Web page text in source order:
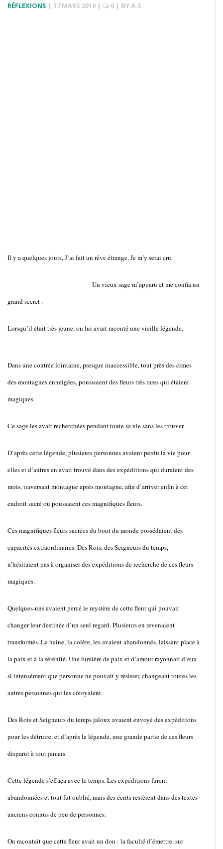
RÉFLEXIONS | 17 MARS 2010 | 0 | BYA.S.
Il y a quelques jours, J’ai fait un rêve étrange, Je m’y serai cru.
Un vieux sage m’apparu et me confia un
grand secret :
Lorsqu’il était très jeune, on lui avait raconté une vieille légende.
Dans une contrée lointaine, presque inaccessible, tout près des cimes
des montagnes enneigées, poussaient des fleurs très rares qui étaient
magiques.
Ce sage les avait recherchées pendant toute sa vie sans les trouver.
D’après cette légende, plusieurs personnes avaient perdu la vie pour
elles et d’autres en avait trouvé dans des expéditions qui duraient des
mois, traversant montagne après montagne, afin d’arriver enfin à cet
endroit sacré ou poussaient ces magnifiques fleurs.
Ces magnifiques fleurs sacrées du bout du monde possédaient des
capacités extraordinaires. Des Rois, des Seigneurs du temps,
n’hésitaient pas à organiser des expéditions de recherche de ces fleurs
magiques.
Quelques-uns avaient percé le mystère de cette fleur qui pouvait
changer leur destinée d’un seul regard. Plusieurs en revenaient
transformés. La haine, la colère, les avaient abandonnés, laissant place à
la paix et à la sérénité. Une lumière de paix et d’amour rayonnait d’eux
si intensément que personne ne pouvait y résister, changeant toutes les
autres personnes qui les côtoyaient.
Des Rois et Seigneurs du temps jaloux avaient envoyé des expéditions
pour les détruire, et d’après la légende, une grande partie de ces fleurs
disparut à tout jamais.
Cette légende s’effaça avec le temps. Les expéditions furent
abandonnées et tout fut oublié, mais des écrits restèrent dans des textes
anciens connus de peu de personnes.
On racontait que cette fleur avait un don : la faculté d’émettre, sur